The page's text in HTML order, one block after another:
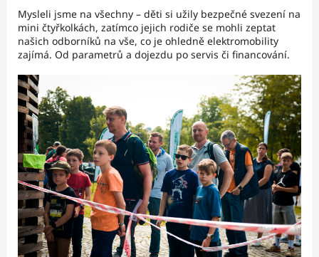
Mysleli jsme na všechny – děti si užily bezpečné svezení na
mini čtyřkolkách, zatímco jejich rodiče se mohli zeptat
našich odborníků na vše, co je ohledně elektromobility
zajímá. Od parametrů a dojezdu po servis či financování.